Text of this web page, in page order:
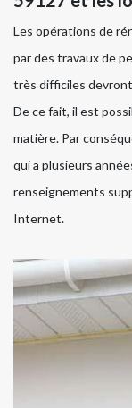
Les opérations de
par des travaux de
très difficiles
De ce fait, il est
matière. Par
qui a plusieurs
renseignements
Internet.